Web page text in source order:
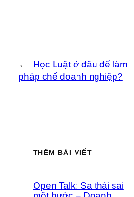
←
Học Luật ở đâu để làm
pháp chế doanh nghiệp?
THÊM BÀI VIẾT
Open Talk: Sa thải sai